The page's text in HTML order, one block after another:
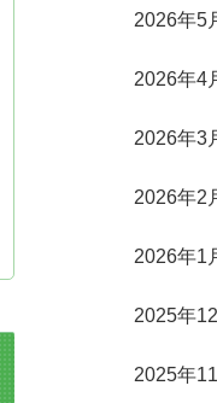
2026年5
2026年4
2026年3
2026年2
2026年1
2025年
2025年